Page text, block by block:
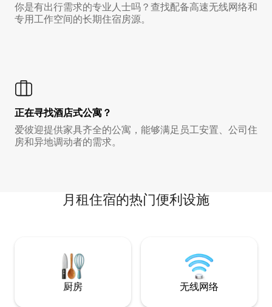
你是有出行需求的专业人士吗？查找配备高速无线网络和
专用工作空间的长期住宿房源。
正在寻找酒店式公寓？
爱彼迎提供家具齐全的公寓，能够满足员工安置、公司住
房和异地调动者的需求。
月租住宿的热门便利设施
厨房 无线网络